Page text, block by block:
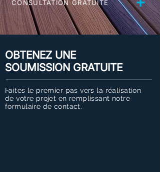
CONSULTATION GRATUITE
OBTENEZ UNE
SOUMISSION GRATUITE
Faites le premier pas vers la réalisation
de votre projet en remplissant notre
formulaire de contact.